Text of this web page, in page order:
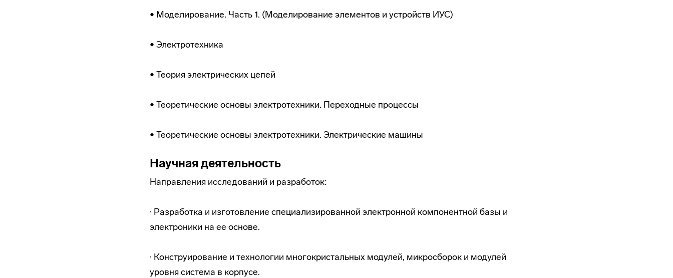
• Моделирование. Часть 1. (Моделирование элементов и устройств ИУС)
• Электротехника
• Теория электрических цепей
• Теоретические основы электротехники. Переходные процессы
• Теоретические основы электротехники. Электрические машины
Научная деятельность
Направления исследований и разработок:
· Разработка и изготовление специализированной электронной компонентной базы и
электроники на ее основе.
· Конструирование и технологии многокристальных модулей, микросборок и модулей
уровня система в корпусе.